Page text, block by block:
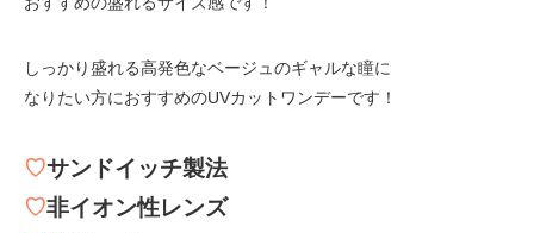
しっかり盛れる高発色なベージュのギャルな瞳に
なりたい方におすすめのUVカットワンデーです！
♡サンドイッチ製法
♡非イオン性レンズ